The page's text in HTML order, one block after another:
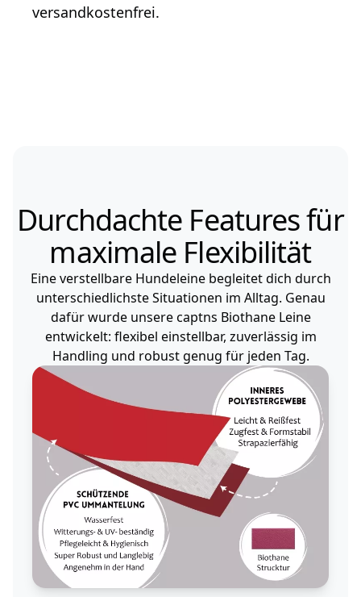
versandkostenfrei.
Durchdachte Features für
maximale Flexibilität
Eine verstellbare Hundeleine begleitet dich durch
unterschiedlichste Situationen im Alltag. Genau
dafür wurde unsere captns Biothane Leine
entwickelt: flexibel einstellbar, zuverlässig im
Handling und robust genug für jeden Tag.